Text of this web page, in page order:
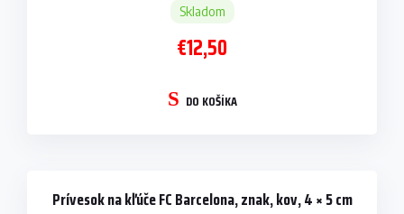
Skladom
€12,50
DO KOŠÍKA
Prívesok na kľúče FC Barcelona, znak, kov, 4 × 5 cm